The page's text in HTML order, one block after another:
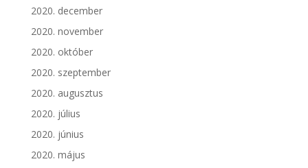
2020. december
2020. november
2020. október
2020. szeptember
2020. augusztus
2020. július
2020. június
2020. május